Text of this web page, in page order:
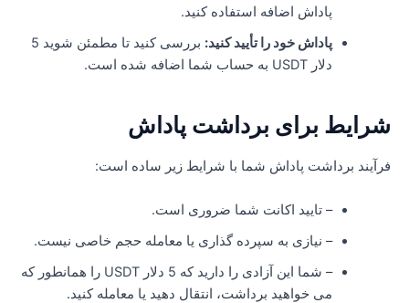
پاداش اضافه استفاده کنید.
پاداش خود را تأیید کنید:
بررسی کنید تا مطمئن شوید 5
دلار USDT به حساب شما اضافه شده است.
برای برداشت پاداش
برداشت پاداش شما با شرایط زیر ساده است:
– تایید اکانت شما ضروری است.
– نیازی به سپرده گذاری یا معامله حجم خاصی نیست.
– شما این آزادی را دارید که 5 دلار USDT را همانطور که
می خواهید برداشت، انتقال دهید یا معامله کنید.